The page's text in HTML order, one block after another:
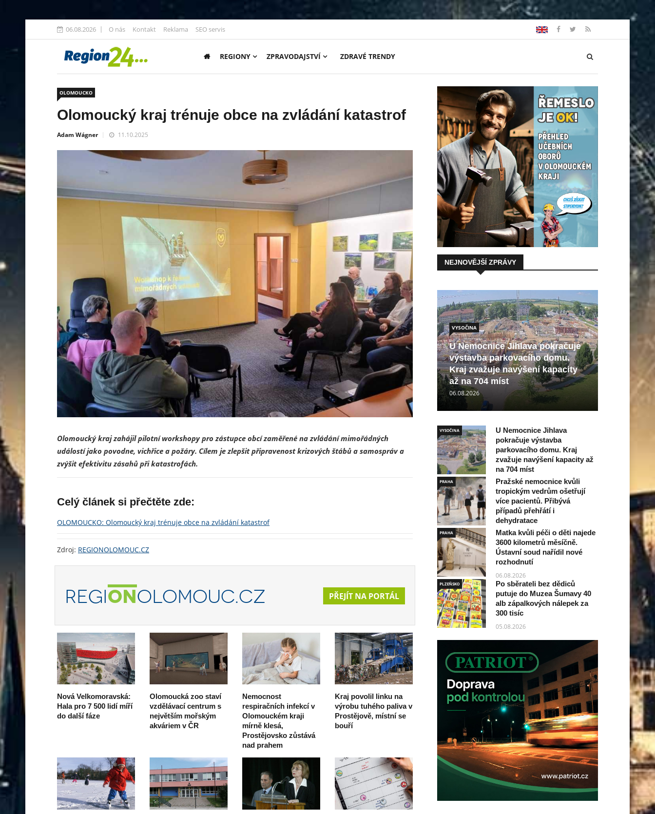
06.08.2026 O nás Kontakt Reklama SEO servis
REGIONY ZPRAVODAJSTVÍ ZDRAVÉ TRENDY
OLOMOUCKO
Olomoucký kraj trénuje obce na zvládání katastrof
Adam Wágner 11.10.2025
Olomoucký kraj zahájil pilotní workshopy pro zástupce obcí zaměřené na zvládání mimořádných
událostí jako povodne, vichřice a požáry. Cílem je zlepšit připravenost krizových štábů a samospráv a
zvýšit efektivitu zásahů při katastrofách.
Celý článek si přečtěte zde:
OLOMOUCKO: Olomoucký kraj trénuje obce na zvládání katastrof
Zdroj: REGIONOLOMOUC.CZ
REGIONOLOMOUC.CZ PŘEJÍT NA PORTÁL
Nová Velkomoravská:
Hala pro 7 500 lidí míří
do další fáze
Olomoucká zoo staví
vzdělávací centrum s
největším mořským
akváriem v ČR
Nemocnost
respiračních infekcí v
Olomouckém kraji
mírně klesá,
Prostějovsko zůstává
nad prahem
Kraj povolil linku na
výrobu tuhého paliva v
Prostějově, místní se
bouří
NEJNOVĚJŠÍ ZPRÁVY
VYSOČINA
U Nemocnice Jihlava pokračuje
výstavba parkovacího domu.
Kraj zvažuje navýšení kapacity
až na 704 míst
06.08.2026
VYSOČINA
U Nemocnice Jihlava
pokračuje výstavba
parkovacího domu. Kraj
zvažuje navýšení kapacity až
na 704 míst
06.08.2026
PRAHA
Pražské nemocnice kvůli
tropickým vedrům ošetřují
více pacientů. Přibývá
případů přehřátí i
dehydratace
06.08.2026
PRAHA
Matka kvůli péči o děti najede
3600 kilometrů měsíčně.
Ústavní soud nařídil nové
rozhodnutí
06.08.2026
PLZEŇSKO
Po sběrateli bez dědiců
putuje do Muzea Šumavy 40
alb zápalkových nálepek za
300 tisíc
05.08.2026